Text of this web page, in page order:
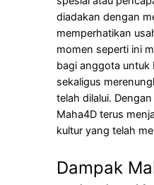
diadakan dengan
memperhatikan
momen seperti ini
bagi anggota
sekaligus
telah dilalui.
Maha4D terus
kultur yang telah
Dampak